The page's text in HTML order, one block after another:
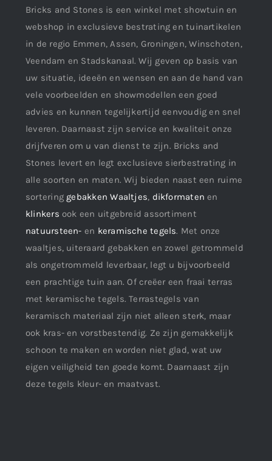
Bricks and Stones is een winkel met showtuin en
webshop in exclusieve bestrating en tuinartikelen
in de regio Emmen, Assen, Groningen, Winschoten,
Veendam en Stadskanaal. Wij geven op basis van
uw situatie, ideeën en wensen en aan de hand van
vele voorbeelden en showmodellen een goed
advies en kunnen tegelijkertijd eenvoudig en snel
leveren. Daarnaast zijn service en kwaliteit onze
drijfveren om u van dienst te zijn. Bricks and
Stones levert en legt exclusieve sierbestrating in
alle soorten en maten. Wij bieden naast een ruime
sortering gebakken Waaltjes, dikformaten en
klinkers ook een uitgebreid assortiment
natuursteen- en keramische tegels. Met onze
waaltjes, uiteraard gebakken en zowel getrommeld
als ongetrommeld leverbaar, legt u bijvoorbeeld
een prachtige tuin aan. Of creëer een fraai terras
met keramische tegels. Terrastegels van
keramisch materiaal zijn niet alleen sterk, maar
ook kras- en vorstbestendig. Ze zijn gemakkelijk
schoon te maken en worden niet glad, wat uw
eigen veiligheid ten goede komt. Daarnaast zijn
deze tegels kleur- en maatvast.